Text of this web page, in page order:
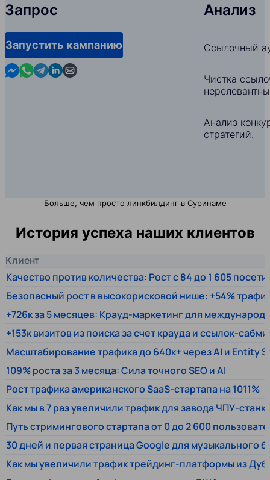
Запрос
Запустить кампанию
Contact us in Messenger
Contact us in WhatsApp
Contact us in Telegram
Contact us in Linkedin
Contact us by email
Анализ
Ссылочный
Чистка
Анализ
стратегий.
Больше, чем просто линкбилдинг в Суринаме
История успеха наших клиентов
Клиент
Качество против количества: Рост с 84 до 1 605
Безопасный рост в высокорисковой нише: +54%
+726к за 5 месяцев: Крауд-маркетинг для
+153к визитов из поиска за счет крауда и ссылок-
Масштабирование трафика до 640к+ через AI и Entity
109% роста за 3 месяца: Сила точного SEO и AI
Рост трафика американского SaaS-стартапа на 1011%
Как мы в 7 раз увеличили трафик для завода ЧПУ-
Путь стримингового стартапа от 0 до 2 600
30 дней и первая страница Google для музыкального
Как мы увеличили трафик трейдинг-платформы из